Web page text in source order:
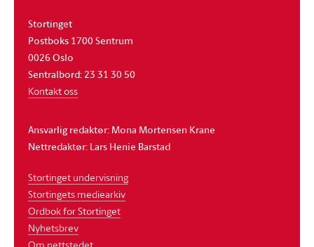
Stortinget
Postboks 1700 Sentrum
0026 Oslo
Sentralbord: 23 31 30 50
Kontakt oss
Ansvarlig redaktør: Mona Mortensen Krane
Nettredaktør: Lars Henie Barstad
Stortinget undervisning
Stortingets mediearkiv
Ordbok for Stortinget
Nyhetsbrev